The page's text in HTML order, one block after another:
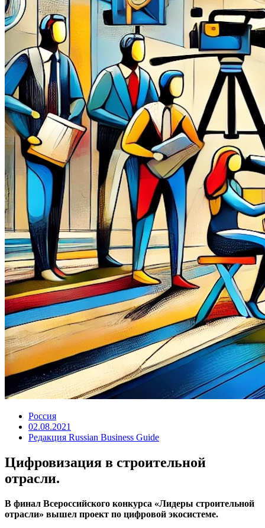
Россия
02.08.2021
Редакция Russian Business Guide
Цифровизация в строительной
отрасли.
В финал Всероссийского конкурса «Лидеры строительной
отрасли» вышел проект по цифровой экосистеме.